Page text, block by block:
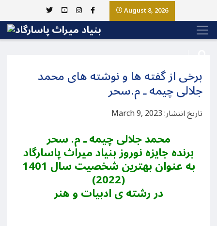
August 8, 2026
برخی از گفته ها و نوشته های محمد
جلالی چیمه ـ م.سحر
تاریخ انتشار: March 9, 2023
محمد جلالی چیمه ـ م. سحر
برنده جایزه نوروز بنیاد میراث پاسارگاد
به عنوان بهترین شخصیت سال 1401
(2022)
در رشته ی ادبیات و هنر